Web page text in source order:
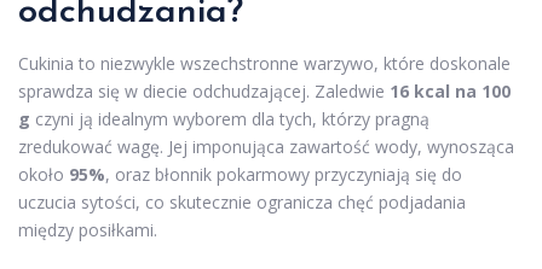
odchudzania?
Cukinia to niezwykle wszechstronne warzywo, które doskonale
sprawdza się w diecie odchudzającej. Zaledwie 16 kcal na 100
g czyni ją idealnym wyborem dla tych, którzy pragną
zredukować wagę. Jej imponująca zawartość wody, wynosząca
około 95%, oraz błonnik pokarmowy przyczyniają się do
uczucia sytości, co skutecznie ogranicza chęć podjadania
między posiłkami.